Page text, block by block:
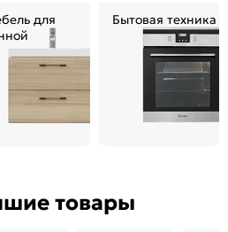
для
Бытовая техника
товары